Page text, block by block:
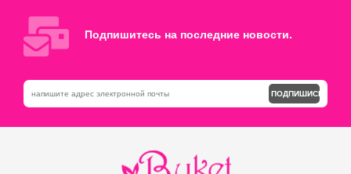
Подпишитесь на последние новости.
ПОДПИШИСЬ